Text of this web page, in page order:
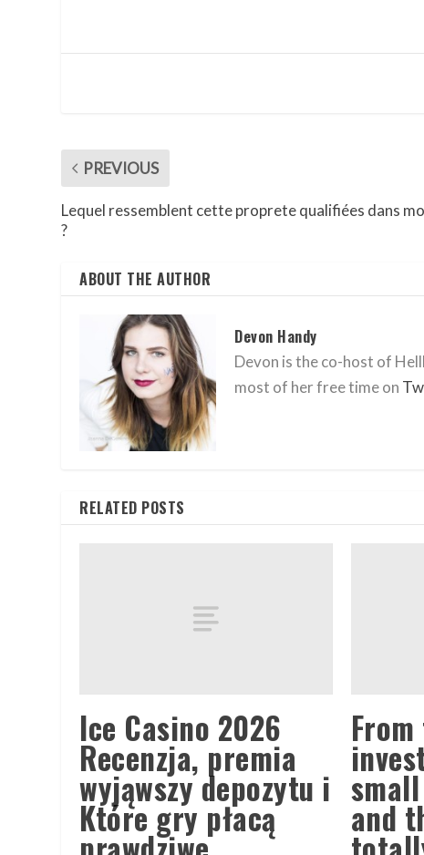
PREVIOUS
Lequel ressemblent cette proprete qualifiées dans
?
ABOUT THE AUTHOR
Devon Handy
Devon is the co-host of
most of her free time on
RELATED POSTS
Ice Casino 2026
Recenzja, premia
wyjąwszy depozytu i
Które gry płacą and